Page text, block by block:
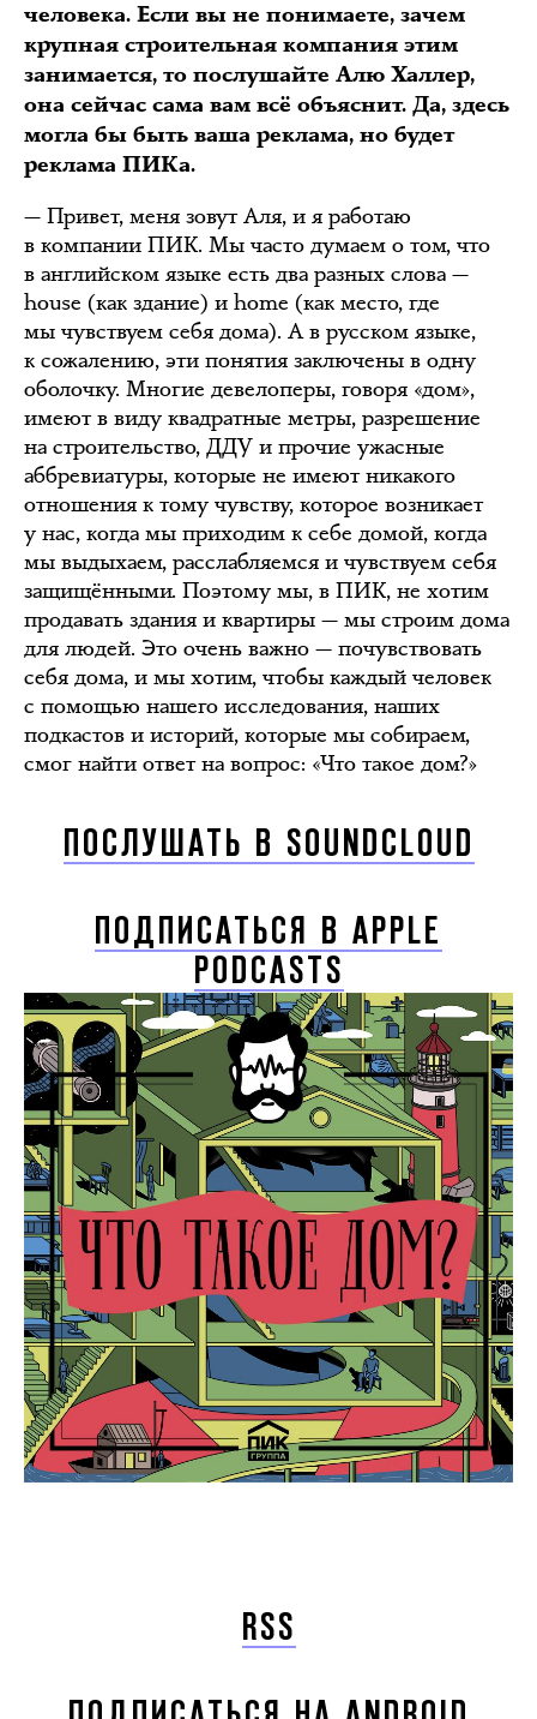
человека. Если вы не понимаете, зачем
крупная строительная компания этим
занимается, то послушайте Алю Халлер,
она сейчас сама вам всё объяснит. Да, здесь
могла бы быть ваша реклама, но будет
реклама ПИКа.
— Привет, меня зовут Аля, и я работаю
в компании ПИК. Мы часто думаем о том, что
в английском языке есть два разных слова —
house (как здание) и home (как место, где
мы чувствуем себя дома). А в русском языке,
к сожалению, эти понятия заключены в одну
оболочку. Многие девелоперы, говоря «дом»,
имеют в виду квадратные метры, разрешение
на строительство, ДДУ и прочие ужасные
аббревиатуры, которые не имеют никакого
отношения к тому чувству, которое возникает
у нас, когда мы приходим к себе домой, когда
мы выдыхаем, расслабляемся и чувствуем себя
защищёнными. Поэтому мы, в ПИК, не хотим
продавать здания и квартиры — мы строим дома
для людей. Это очень важно — почувствовать
себя дома, и мы хотим, чтобы каждый человек
с помощью нашего исследования, наших
подкастов и историй, которые мы собираем,
смог найти ответ на вопрос: «Что такое дом?»
ПОСЛУШАТЬ В SOUNDCLOUD
ПОДПИСАТЬСЯ В APPLE
PODCASTS
RSS